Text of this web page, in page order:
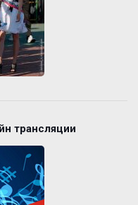
трансляции